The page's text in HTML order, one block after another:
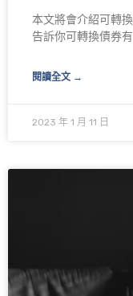
本文將會介紹可轉
告訴你可轉換債券
閱讀全文 →
2023 年 1 月 11 日